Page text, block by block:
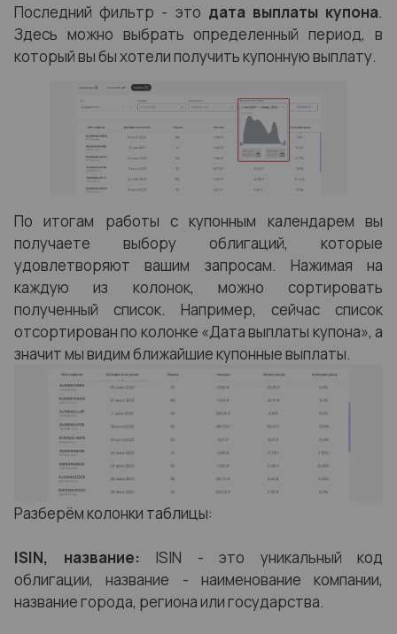
Последний фильтр - это дата выплаты купона.
Здесь можно выбрать определенный период, в
который вы бы хотели получить купонную выплату.
По итогам работы с купонным календарем вы
получаете выбору облигаций, которые
удовлетворяют вашим запросам. Нажимая на
каждую из колонок, можно сортировать
полученный список. Например, сейчас список
отсортирован по колонке «Дата выплаты купона», а
значит мы видим ближайшие купонные выплаты.
Разберём колонки таблицы:
ISIN, название: ISIN - это уникальный код
облигации, название - наименование компании,
название города, региона или государства.